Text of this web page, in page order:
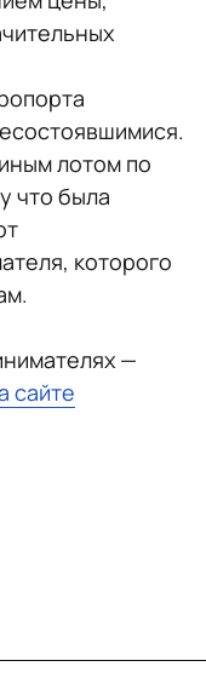
лотом по
что была
которого
—
сайте